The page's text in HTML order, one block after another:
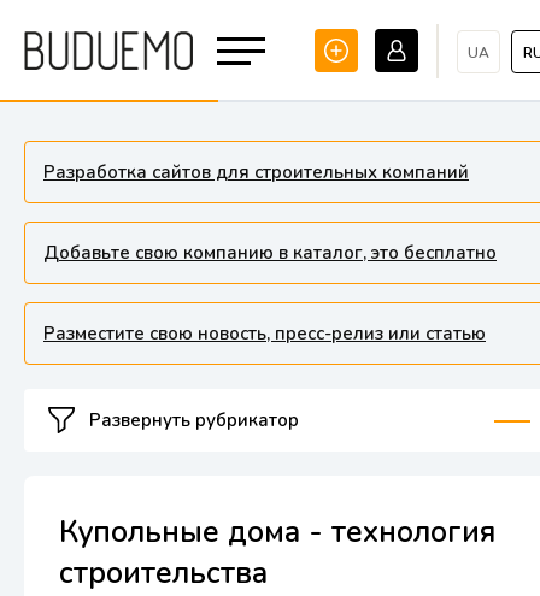
UA
Разработка сайтов для строительных компаний
Добавьте свою компанию в каталог, это бесплатно
Разместите свою новость, пресс-релиз или статью
Развернуть рубрикатор
Купольные дома - технология
строительства